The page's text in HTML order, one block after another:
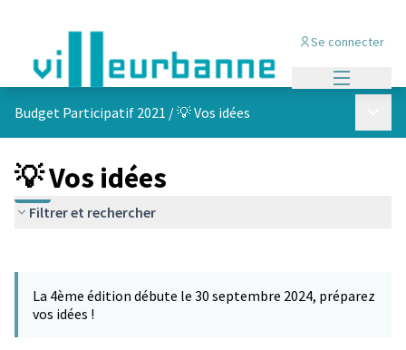
Se connecter
Budget Participatif 2021 /💡 Vos idées
💡 Vos idées
Filtrer et rechercher
La 4ème édition débute le 30 septembre 2024, préparez
vos idées !